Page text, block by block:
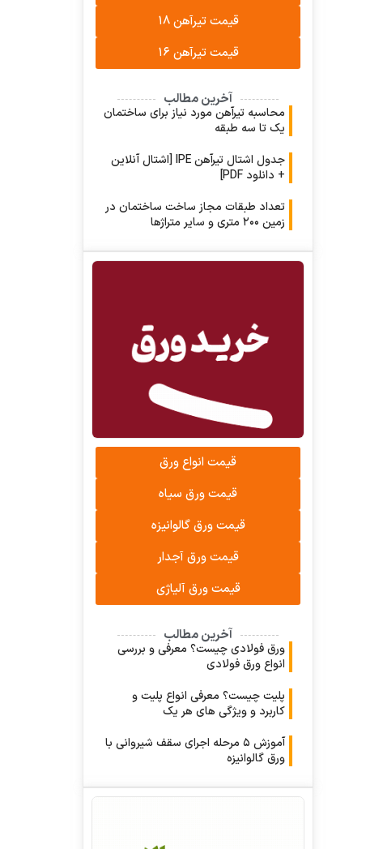
قیمت تیرآهن ۱۸
قیمت تیرآهن ۱۶
آخرین مطالب
محاسبه تیرآهن مورد نیاز برای ساختمان
یک تا سه طبقه
جدول اشتال تیرآهن IPE [اشتال آنلاین
+ دانلود PDF]
تعداد طبقات مجاز ساخت ساختمان در
زمین ۲۰۰ متری و سایر متراژها
قیمت انواع ورق
قیمت ورق سیاه
قیمت ورق گالوانیزه
قیمت ورق آجدار
قیمت ورق آلیاژی
آخرین مطالب
ورق فولادی چیست؟ معرفی و بررسی
انواع ورق فولادی
پلیت چیست؟ معرفی انواع پلیت و
کاربرد و ویژگی های هر یک
آموزش ۵ مرحله اجرای سقف شیروانی با
ورق گالوانیزه